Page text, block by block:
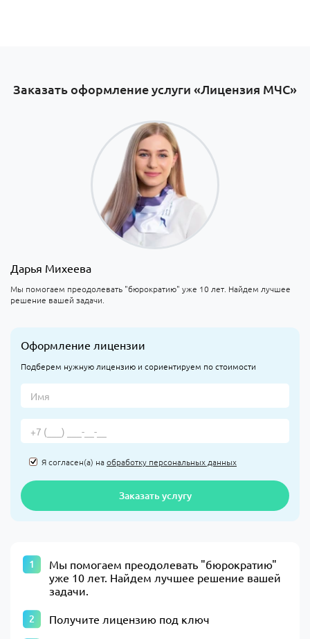
Заказать оформление услуги «Лицензия МЧС»
Дарья Михеева
Мы помогаем преодолевать "бюрократию" уже 10 лет. Найдем лучшее
решение вашей задачи.
Оформление лицензии
Подберем нужную лицензию и сориентируем по стоимости
Я согласен(а) наобработку персональных данных
Заказать услугу
​Мы помогаем преодолевать "бюрократию"
уже 10 лет. Найдем лучшее решение вашей
задачи.​
Получите лицензию под ключ